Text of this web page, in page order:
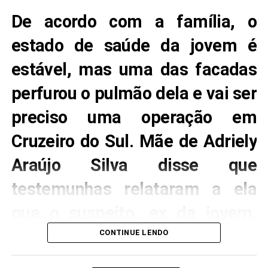
0001195-37.2024.8.01.0014, onde é reclamante
(processo público).
.
Crime ocorreu na manhã desta quarta-feira (30) —
De acordo com a família, o
estado de saúde da jovem é
estável, mas uma das facadas
perfurou o pulmão dela e vai ser
preciso uma operação em
Cruzeiro do Sul. Mãe de Adriely
Araújo Silva disse que
testemunhas relataram a ela
estava com ciúmes dela.
CONTINUE LENDO